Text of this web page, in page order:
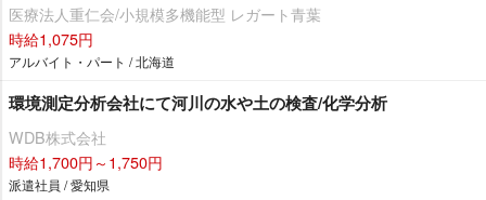
医療法人重仁会/小規模多機能型 レガート青葉
時給1,075円
アルバイト・パート / 北海道
環境測定分析会社にて河川の水や土の検査/化学分析
WDB株式会社
時給1,700円～1,750円
派遣社員 / 愛知県